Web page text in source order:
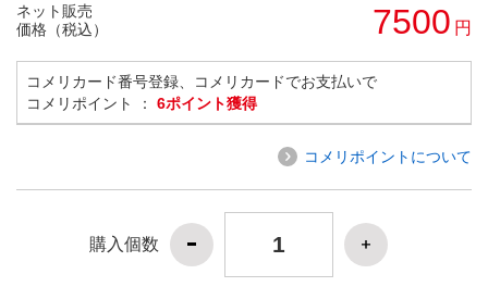
ネット販売
価格（税込）
7500 円
コメリカード番号登録、コメリカードでお支払いで
コメリポイント ： 6ポイント獲得
コメリポイントについて
購入個数